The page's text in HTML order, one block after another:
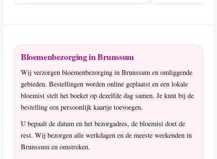
Bloemenbezorging in Brunssum
Wij verzorgen bloemenbezorging in Brunssum en omliggende
gebieden. Bestellingen worden online geplaatst en een lokale
bloemist stelt het boeket op dezelfde dag samen. Je kunt bij de
bestelling een persoonlijk kaartje toevoegen.
U bepaalt de datum en het bezorgadres, de bloemist doet de
rest. Wij bezorgen alle werkdagen en de meeste weekenden in
Brunssum en omstreken.